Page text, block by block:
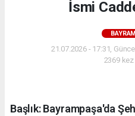
İsmi
21.07.2026 - 17:31,
2369
Başlık: Bayrampaşa'da